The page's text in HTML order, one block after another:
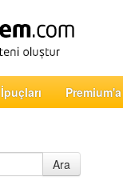
İpuçları
Ara